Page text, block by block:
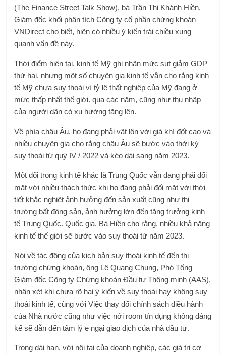
(The Finance Street Talk Show), bà Trần Thị Khánh Hiền,
Giám đốc khối phân tích Công ty cổ phần chứng khoán
VNDirect cho biết, hiện có nhiều ý kiến ​​trái chiều xung
quanh vấn đề này.
Thời điểm hiện tại, kinh tế Mỹ ghi nhận mức sụt giảm GDP
thứ hai, nhưng một số chuyên gia kinh tế vẫn cho rằng kinh
tế Mỹ chưa suy thoái vì tỷ lệ thất nghiệp của Mỹ đang ở
mức thấp nhất thế giới. qua các năm, cũng như thu nhập
của người dân có xu hướng tăng lên.
Về phía châu Âu, họ đang phải vật lộn với giá khí đốt cao và
nhiều chuyên gia cho rằng châu Âu sẽ bước vào thời kỳ
suy thoái từ quý IV / 2022 và kéo dài sang năm 2023.
Một đối trọng kinh tế khác là Trung Quốc vẫn đang phải đối
mặt với nhiều thách thức khi họ đang phải đối mặt với thời
tiết khắc nghiệt ảnh hưởng đến sản xuất cũng như thị
trường bất động sản, ảnh hưởng lớn đến tăng trưởng kinh
tế Trung Quốc. Quốc gia. Bà Hiền cho rằng, nhiều khả năng
kinh tế thế giới sẽ bước vào suy thoái từ năm 2023.
Nói về tác động của kịch bản suy thoái kinh tế đến thị
trường chứng khoán, ông Lê Quang Chung, Phó Tổng
Giám đốc Công ty Chứng khoán Đầu tư Thông minh (AAS),
nhận xét khi chưa rõ hai ý kiến ​​về suy thoái hay không suy
thoái kinh tế, cùng với Việc thay đổi chính sách điều hành
của Nhà nước cũng như việc nới room tín dụng không đáng
kể sẽ dẫn đến tâm lý e ngại giao dịch của nhà đầu tư.
Trong dài hạn, với nội tại của doanh nghiệp, các giá trị cơ